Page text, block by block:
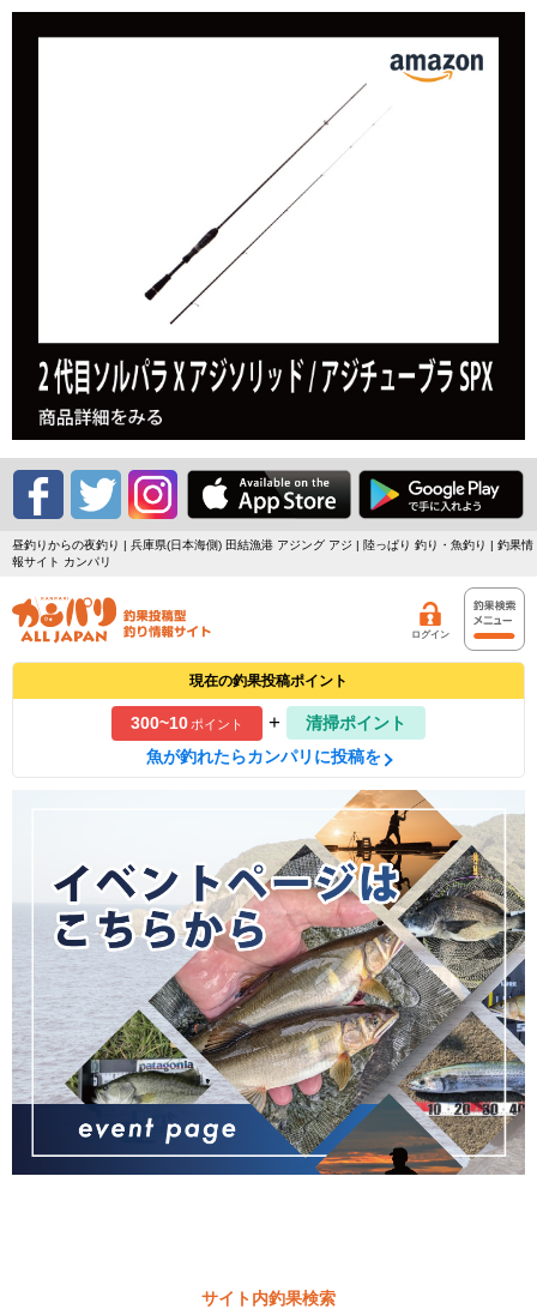
昼釣りからの夜釣り | 兵庫県(日本海側) 田結漁港 アジング アジ | 陸っぱり 釣り・魚釣り | 釣果情
報サイト カンパリ
ログイン
現在の釣果投稿ポイント
300~10ポイント +
清掃ポイント
魚が釣れたらカンパリに投稿を
サイト内釣果検索